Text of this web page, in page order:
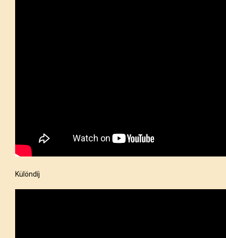
Különdíj